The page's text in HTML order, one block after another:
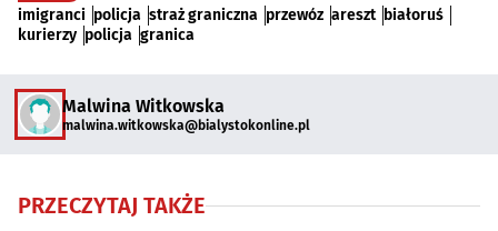
imigranci policja straż graniczna przewóz areszt białoruś
kurierzy policja granica
Malwina Witkowska
malwina.witkowska@bialystokonline.pl
PRZECZYTAJ TAKŻE